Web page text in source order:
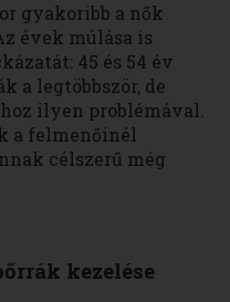
gyakoribb a nők
évek múlása is
45 és 54 év
a legtöbbször, de
ilyen problémával.
a felmenőinél
célszerű még
kezelése